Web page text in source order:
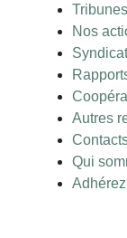
Tribunes
Nos
Autres
Qui